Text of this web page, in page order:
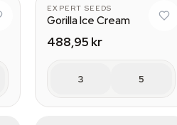
EXPERT SEEDS
Gorilla Ice Cream
488,95 kr
3 5